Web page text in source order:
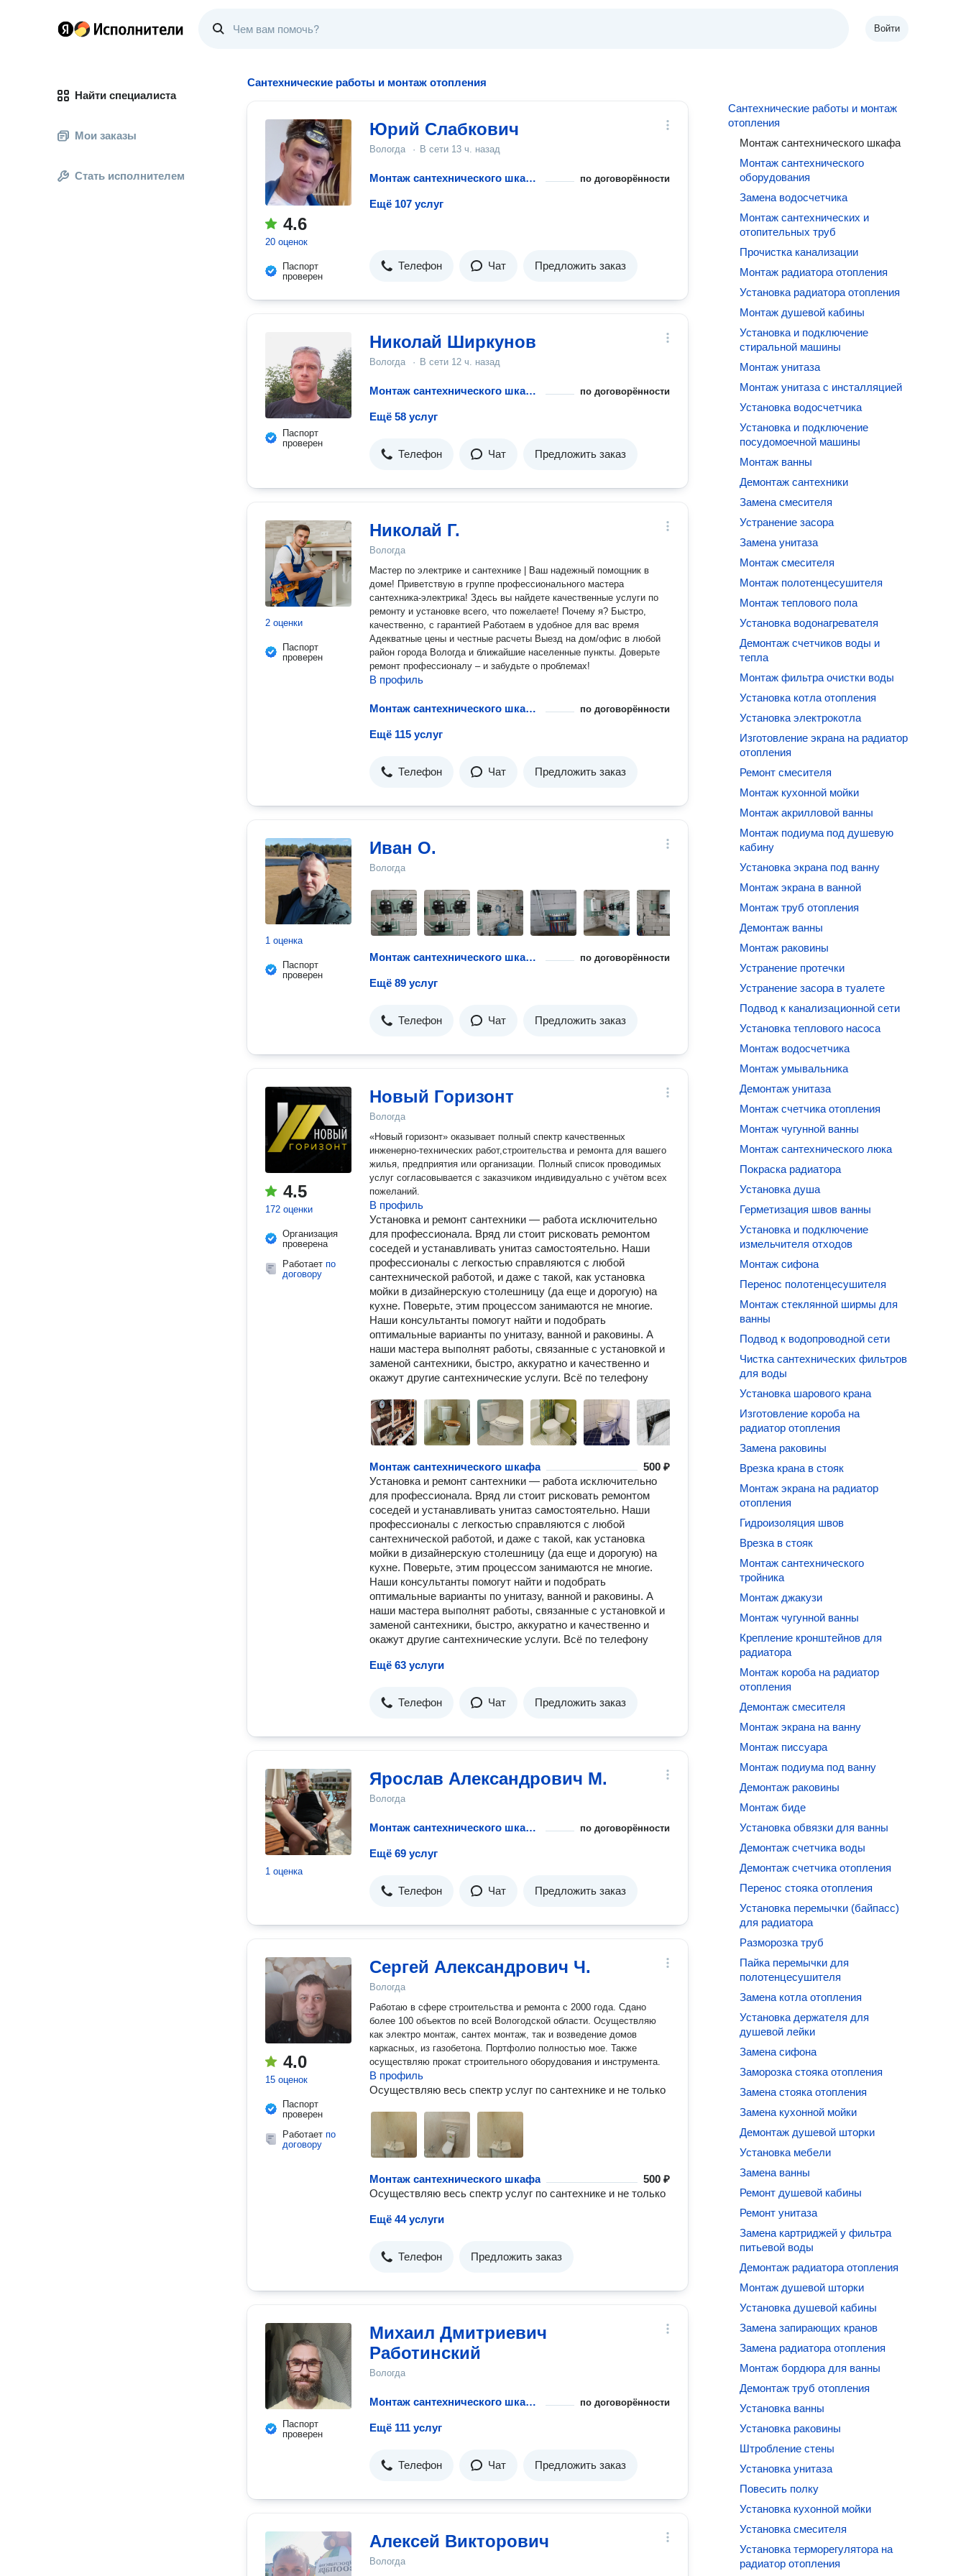
Войти
Найти специалиста
Мои заказы
Стать исполнителем
Сантехнические работы и монтаж отопления
4.6
20 оценок
Паспорт
проверен
Юрий Слабкович
Вологда · В сети 13 ч. назад
Монтаж сантехнического шкафа по договорённости
Ещё 107 услуг
Телефон Чат Предложить заказ
Паспорт
проверен
Николай Ширкунов
Вологда · В сети 12 ч. назад
Монтаж сантехнического шкафа по договорённости
Ещё 58 услуг
Телефон Чат Предложить заказ
2 оценки
Паспорт
проверен
Николай Г.
Вологда
Мастер по электрике и сантехнике | Ваш надежный помощник в
доме! Приветствую в группе профессионального мастера
сантехника-электрика! Здесь вы найдете качественные услуги по
ремонту и установке всего, что пожелаете! Почему я? Быстро,
качественно, с гарантией Работаем в удобное для вас время
Адекватные цены и честные расчеты Выезд на дом/офис в любой
район города Вологда и ближайшие населенные пункты. Доверьте
ремонт профессионалу – и забудьте о проблемах!
В профиль
Монтаж сантехнического шкафа по договорённости
Ещё 115 услуг
Телефон Чат Предложить заказ
1 оценка
Паспорт
проверен
Иван О.
Вологда
Монтаж сантехнического шкафа по договорённости
Ещё 89 услуг
Телефон Чат Предложить заказ
4.5
172 оценки
Организация
проверена
Работает по
договору
Новый Горизонт
Вологда
«Новый горизонт» оказывает полный спектр качественных
инженерно-технических работ,строительства и ремонта для вашего
жилья, предприятия или организации. Полный список проводимых
услуг согласовывается с заказчиком индивидуально с учётом всех
пожеланий.
В профиль
Установка и ремонт сантехники — работа исключительно
для профессионала. Вряд ли стоит рисковать ремонтом
соседей и устанавливать унитаз самостоятельно. Наши
профессионалы с легкостью справляются с любой
сантехнической работой, и даже с такой, как установка
мойки в дизайнерскую столешницу (да еще и дорогую) на
кухне. Поверьте, этим процессом занимаются не многие.
Наши консультанты помогут найти и подобрать
оптимальные варианты по унитазу, ванной и раковины. А
наши мастера выполнят работы, связанные с установкой и
заменой сантехники, быстро, аккуратно и качественно и
окажут другие сантехнические услуги. Всё по телефону
Монтаж сантехнического шкафа
500 ₽
Установка и ремонт сантехники — работа исключительно
для профессионала. Вряд ли стоит рисковать ремонтом
соседей и устанавливать унитаз самостоятельно. Наши
профессионалы с легкостью справляются с любой
сантехнической работой, и даже с такой, как установка
мойки в дизайнерскую столешницу (да еще и дорогую) на
кухне. Поверьте, этим процессом занимаются не многие.
Наши консультанты помогут найти и подобрать
оптимальные варианты по унитазу, ванной и раковины. А
наши мастера выполнят работы, связанные с установкой и
заменой сантехники, быстро, аккуратно и качественно и
окажут другие сантехнические услуги. Всё по телефону
Ещё 63 услуги
Телефон Чат Предложить заказ
1 оценка
Ярослав Александрович М.
Вологда
Монтаж сантехнического шкафа по договорённости
Ещё 69 услуг
Телефон Чат Предложить заказ
4.0
15 оценок
Паспорт
проверен
Работает по
договору
Сергей Александрович Ч.
Вологда
Работаю в сфере строительства и ремонта с 2000 года. Сдано
более 100 объектов по всей Вологодской области. Осуществляю
как электро монтаж, сантех монтаж, так и возведение домов
каркасных, из газобетона. Портфолио полностью мое. Также
осуществляю прокат строительного оборудования и инструмента.
В профиль
Осуществляю весь спектр услуг по сантехнике и не только
Монтаж сантехнического шкафа
500 ₽
Осуществляю весь спектр услуг по сантехнике и не только
Ещё 44 услуги
Телефон Предложить заказ
Паспорт
проверен
Михаил Дмитриевич
Работинский
Вологда
Монтаж сантехнического шкафа по договорённости
Ещё 111 услуг
Телефон Чат Предложить заказ
Алексей Викторович
Вологда
Сантехнические работы и монтаж
отопления
Монтаж сантехнического шкафа
Монтаж сантехнического
оборудования
Замена водосчетчика
Монтаж сантехнических и
отопительных труб
Прочистка канализации
Монтаж радиатора отопления
Установка радиатора отопления
Монтаж душевой кабины
Установка и подключение
стиральной машины
Монтаж унитаза
Монтаж унитаза с инсталляцией
Установка водосчетчика
Установка и подключение
посудомоечной машины
Монтаж ванны
Демонтаж сантехники
Замена смесителя
Устранение засора
Замена унитаза
Монтаж смесителя
Монтаж полотенцесушителя
Монтаж теплового пола
Установка водонагревателя
Демонтаж счетчиков воды и
тепла
Монтаж фильтра очистки воды
Установка котла отопления
Установка электрокотла
Изготовление экрана на радиатор
отопления
Ремонт смесителя
Монтаж кухонной мойки
Монтаж акрилловой ванны
Монтаж подиума под душевую
кабину
Установка экрана под ванну
Монтаж экрана в ванной
Монтаж труб отопления
Демонтаж ванны
Монтаж раковины
Устранение протечки
Устранение засора в туалете
Подвод к канализационной сети
Установка теплового насоса
Монтаж водосчетчика
Монтаж умывальника
Демонтаж унитаза
Монтаж счетчика отопления
Монтаж чугунной ванны
Монтаж сантехнического люка
Покраска радиатора
Установка душа
Герметизация швов ванны
Установка и подключение
измельчителя отходов
Монтаж сифона
Перенос полотенцесушителя
Монтаж стеклянной ширмы для
ванны
Подвод к водопроводной сети
Чистка сантехнических фильтров
для воды
Установка шарового крана
Изготовление короба на
радиатор отопления
Замена раковины
Врезка крана в стояк
Монтаж экрана на радиатор
отопления
Гидроизоляция швов
Врезка в стояк
Монтаж сантехнического
тройника
Монтаж джакузи
Монтаж чугунной ванны
Крепление кронштейнов для
радиатора
Монтаж короба на радиатор
отопления
Демонтаж смесителя
Монтаж экрана на ванну
Монтаж писсуара
Монтаж подиума под ванну
Демонтаж раковины
Монтаж биде
Установка обвязки для ванны
Демонтаж счетчика воды
Демонтаж счетчика отопления
Перенос стояка отопления
Установка перемычки (байпасс)
для радиатора
Разморозка труб
Пайка перемычки для
полотенцесушителя
Замена котла отопления
Установка держателя для
душевой лейки
Замена сифона
Заморозка стояка отопления
Замена стояка отопления
Замена кухонной мойки
Демонтаж душевой шторки
Установка мебели
Замена ванны
Ремонт душевой кабины
Ремонт унитаза
Замена картриджей у фильтра
питьевой воды
Демонтаж радиатора отопления
Монтаж душевой шторки
Установка душевой кабины
Замена запирающих кранов
Замена радиатора отопления
Монтаж бордюра для ванны
Демонтаж труб отопления
Установка ванны
Установка раковины
Штробление стены
Установка унитаза
Повесить полку
Установка кухонной мойки
Установка смесителя
Установка терморегулятора на
радиатор отопления